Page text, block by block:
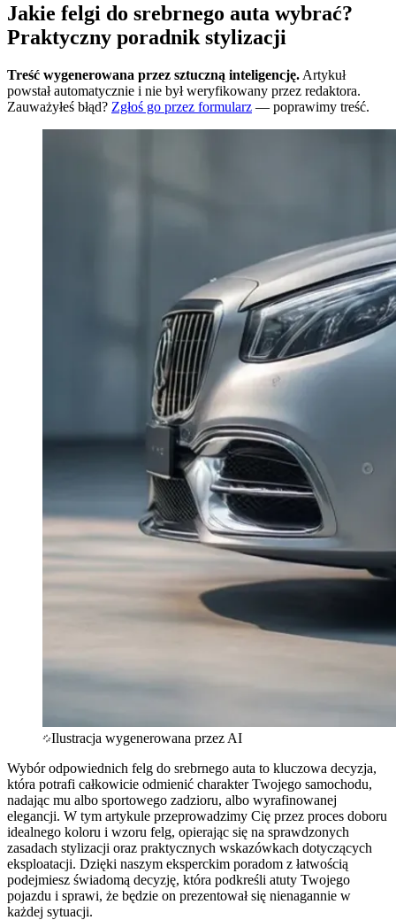
Jakie felgi do srebrnego auta wybrać?
Praktyczny poradnik stylizacji
Treść wygenerowana przez sztuczną inteligencję. Artykuł
powstał automatycznie i nie był weryfikowany przez redaktora.
Zauważyłeś błąd? Zgłoś go przez formularz — poprawimy treść.
Ilustracja wygenerowana przez AI
Wybór odpowiednich felg do srebrnego auta to kluczowa decyzja,
która potrafi całkowicie odmienić charakter Twojego samochodu,
nadając mu albo sportowego zadzioru, albo wyrafinowanej
elegancji. W tym artykule przeprowadzimy Cię przez proces doboru
idealnego koloru i wzoru felg, opierając się na sprawdzonych
zasadach stylizacji oraz praktycznych wskazówkach dotyczących
eksploatacji. Dzięki naszym eksperckim poradom z łatwością
podejmiesz świadomą decyzję, która podkreśli atuty Twojego
pojazdu i sprawi, że będzie on prezentował się nienagannie w
każdej sytuacji.